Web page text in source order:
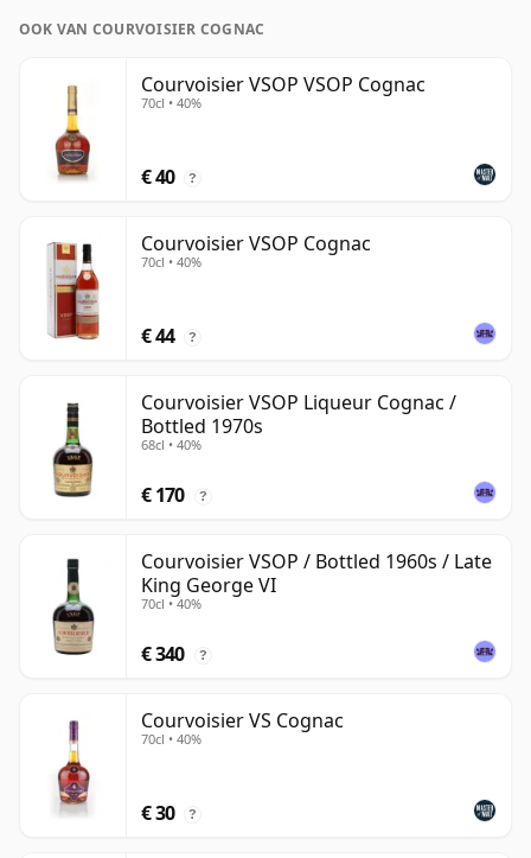
OOK VAN COURVOISIER COGNAC
Courvoisier VSOP VSOP Cognac
70cl • 40%
€ 40 ?
Courvoisier VSOP Cognac
70cl • 40%
€ 44 ?
Courvoisier VSOP Liqueur Cognac /
Bottled 1970s
68cl • 40%
€ 170 ?
Courvoisier VSOP / Bottled 1960s / Late
King George VI
70cl • 40%
€ 340 ?
Courvoisier VS Cognac
70cl • 40%
€ 30 ?